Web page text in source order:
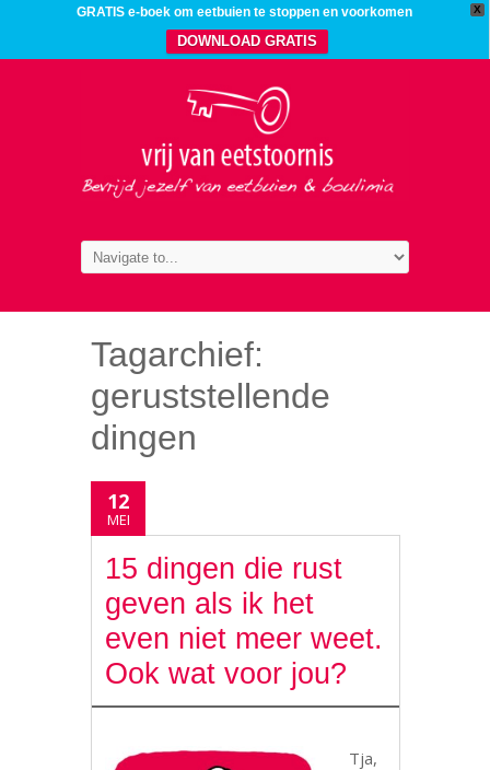
X
GRATIS e-boek om eetbuien te stoppen en voorkomen
DOWNLOAD GRATIS
Tagarchief:
geruststellende
dingen
12
MEI
15 dingen die rust
geven als ik het
even niet meer weet.
Ook wat voor jou?
Tja,